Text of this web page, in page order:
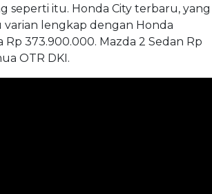
seperti itu. Honda City terbaru, yang
varian lengkap dengan Honda
Rp 373.900.000. Mazda 2 Sedan Rp
OTR DKI.